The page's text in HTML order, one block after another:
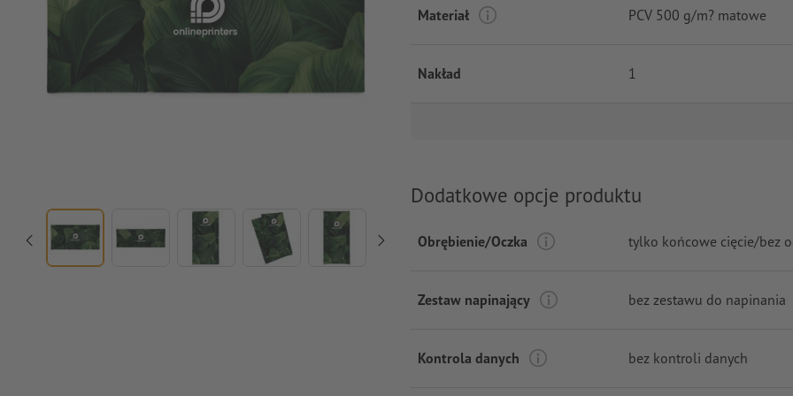
Materiał PCV 500 g/m? matowe
Nakład 1
Dodatkowe opcje produktu
Obrębienie/Oczka tylko końcowe cięcie/bez
Zestaw napinający bez zestawu do napinania
Kontrola danych bez kontroli danych